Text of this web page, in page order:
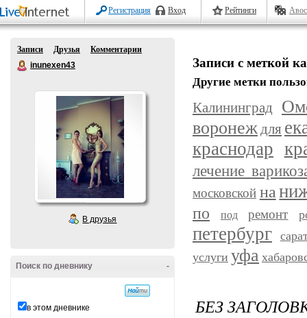
Регистрация Вход Рейтинги
Записи Друзья
Комментарии
inunexen43
В друзья
-
Поиск по дневнику
в этом дневнике
Записи с меткой
Другие метки
Калининград
воронеждля
краснодар
лечение
московской на
по под ремонт
петербург
услуги уфа
БЕЗ